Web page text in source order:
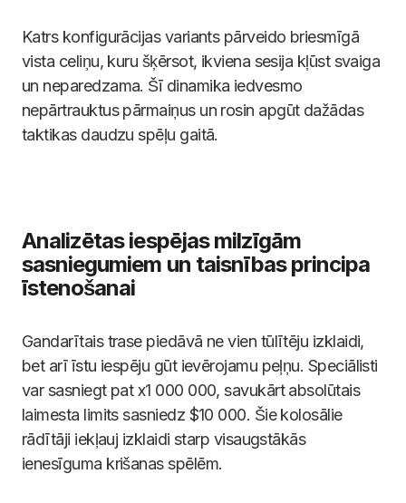
Katrs konfigurācijas variants pārveido briesmīgā
vista celiņu, kuru šķērsot, ikviena sesija kļūst svaiga
un neparedzama. Šī dinamika iedvesmo
nepārtrauktus pārmaiņus un rosin apgūt dažādas
taktikas daudzu spēļu gaitā.
Analizētas iespējas milzīgām
sasniegumiem un taisnības principa
īstenošanai
Gandarītais trase piedāvā ne vien tūlītēju izklaidi,
bet arī īstu iespēju gūt ievērojamu peļņu. Speciālisti
var sasniegt pat x1 000 000, savukārt absolūtais
laimesta limits sasniedz $10 000. Šie kolosālie
rādītāji iekļauj izklaidi starp visaugstākās
ienesīguma krišanas spēlēm.